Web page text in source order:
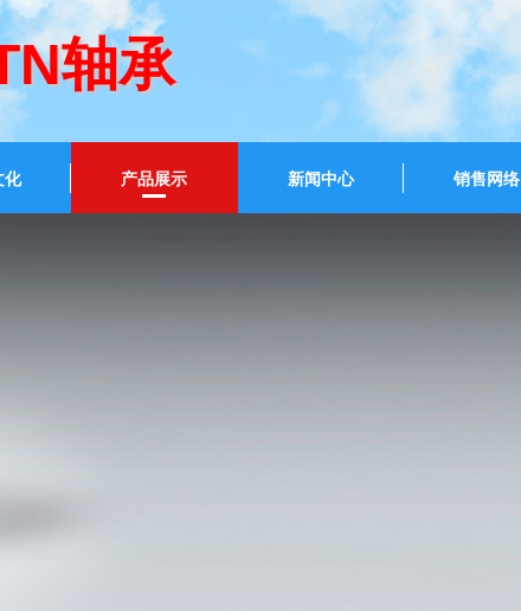
轴承
化 产品展示 新闻中心 销售网络